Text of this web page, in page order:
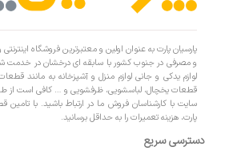
پارسیان پارت به عنوان اولین و معتبرترین فروشگاه
و مصرفی در جنوب کشور با سابقه ای درخشان در خدمت
لوازم یدکی و جانی لوازم منزل و آشپزخانه به مانند
قطعات یخچال، لباسشویی، ظرفشویی و … کافی است از
سایت با کارشناسان فروش ما در ارتباط باشید. با تامین
پارت، هزینه تعمیرات را به حداقل برسانید.
دسترسی سریع